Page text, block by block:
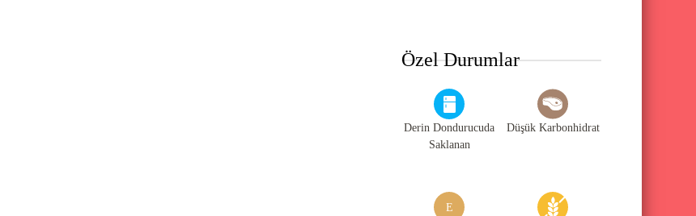
f
t
Özel Durumlar
Derin Dondurucuda
Saklanan
Düşük Karbonhidrat
E